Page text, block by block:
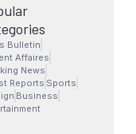
Bulletin
Affaires
News
Reports Sports
Business